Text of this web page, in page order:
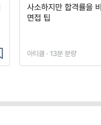
사소하지만 합격률을
면접 팁
아티클 · 13분 분량